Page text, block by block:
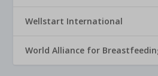
Wellstart International
World Alliance for